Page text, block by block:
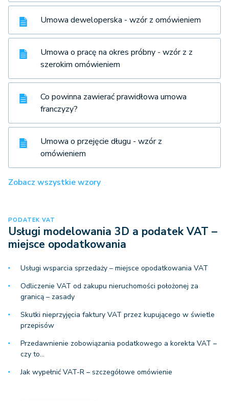
Umowa deweloperska - wzór z omówieniem
Umowa o pracę na okres próbny - wzór z z
szerokim omówieniem
Co powinna zawierać prawidłowa umowa
franczyzy?
Umowa o przejęcie długu - wzór z
omówieniem
Zobacz wszystkie wzory
PODATEK VAT
Usługi modelowania 3D a podatek VAT –
miejsce opodatkowania
Usługi wsparcia sprzedaży – miejsce opodatkowania VAT
Odliczenie VAT od zakupu nieruchomości położonej za
granicą – zasady
Skutki nieprzyjęcia faktury VAT przez kupującego w świetle
przepisów
Przedawnienie zobowiązania podatkowego a korekta VAT –
czy to…
Jak wypełnić VAT-R – szczegółowe omówienie